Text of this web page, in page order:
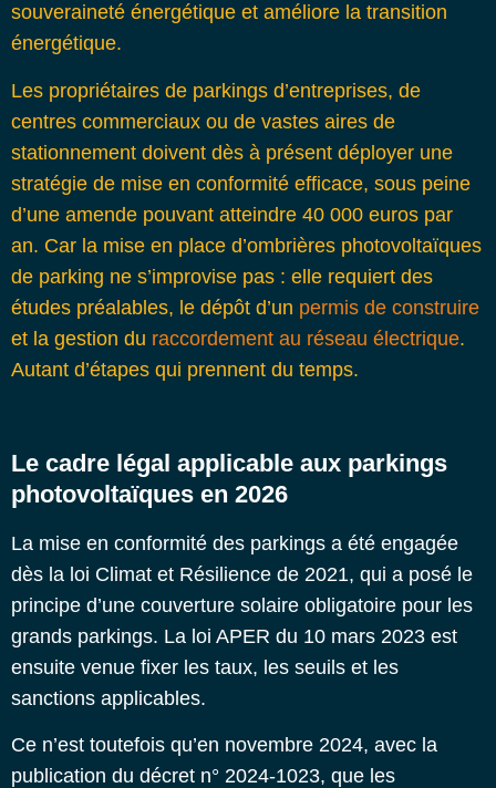
souveraineté énergétique et améliore la transition
énergétique.
Les propriétaires de parkings d’entreprises, de
centres commerciaux ou de vastes aires de
stationnement doivent dès à présent déployer une
stratégie de mise en conformité efficace, sous peine
d’une amende pouvant atteindre 40 000 euros par
an. Car la mise en place d’ombrières photovoltaïques
de parking ne s’improvise pas : elle requiert des
études préalables, le dépôt d’un permis de construire
et la gestion du raccordement au réseau électrique.
Autant d’étapes qui prennent du temps.
Le cadre légal applicable aux parkings
photovoltaïques en 2026
La mise en conformité des parkings a été engagée
dès la loi Climat et Résilience de 2021, qui a posé le
principe d’une couverture solaire obligatoire pour les
grands parkings. La loi APER du 10 mars 2023 est
ensuite venue fixer les taux, les seuils et les
sanctions applicables.
Ce n’est toutefois qu’en novembre 2024, avec la
publication du décret n° 2024-1023, que les